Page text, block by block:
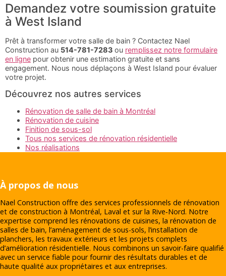
Demandez votre soumission gratuite
à West Island
Prêt à transformer votre salle de bain ? Contactez Nael
Construction au 514-781-7283 ou remplissez notre formulaire
en ligne pour obtenir une estimation gratuite et sans
engagement. Nous nous déplaçons à West Island pour évaluer
votre projet.
Découvrez nos autres services
Rénovation de salle de bain à Montréal
Rénovation de cuisine
Finition de sous-sol
Tous nos services de rénovation résidentielle
Nos réalisations
À propos de nous
Nael Construction offre des services professionnels de rénovation
et de construction à Montréal, Laval et sur la Rive‑Nord. Notre
expertise comprend les rénovations de cuisines, la rénovation de
salles de bain, l’aménagement de sous-sols, l’installation de
planchers, les travaux extérieurs et les projets complets
d’amélioration résidentielle. Nous combinons un savoir-faire qualifié
avec un service fiable pour fournir des résultats durables et de
haute qualité aux propriétaires et aux entreprises.